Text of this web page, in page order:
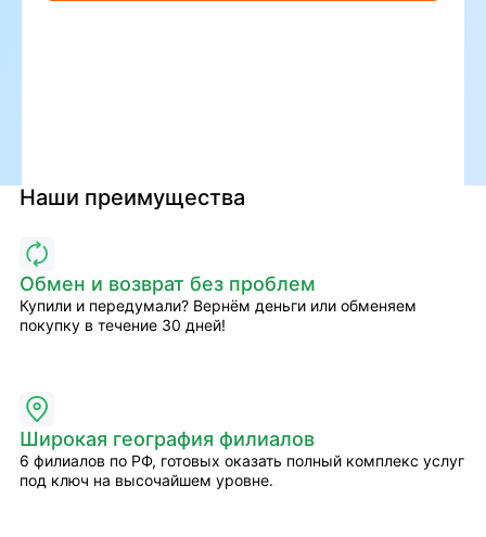
Наши преимущества
Обмен и возврат без проблем
Купили и передумали? Вернём деньги или обменяем
покупку в течение 30 дней!
Широкая география филиалов
6 филиалов по РФ, готовых оказать полный комплекс услуг
под ключ на высочайшем уровне.